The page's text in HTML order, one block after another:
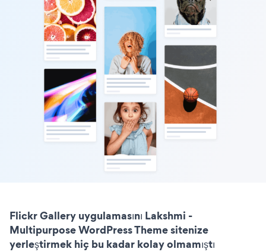
Flickr Gallery uygulamasını Lakshmi -
Multipurpose WordPress Theme sitenize
yerleştirmek hiç bu kadar kolay olmamıştı